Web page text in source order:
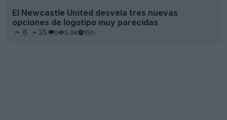
El Newcastle United desvela tres nuevas
opciones de logotipo muy parecidas
6 35 0 5.9K 15h